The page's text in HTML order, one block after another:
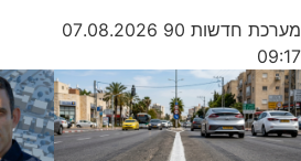
מערכת חדשות 90
07.08.2026
09:17